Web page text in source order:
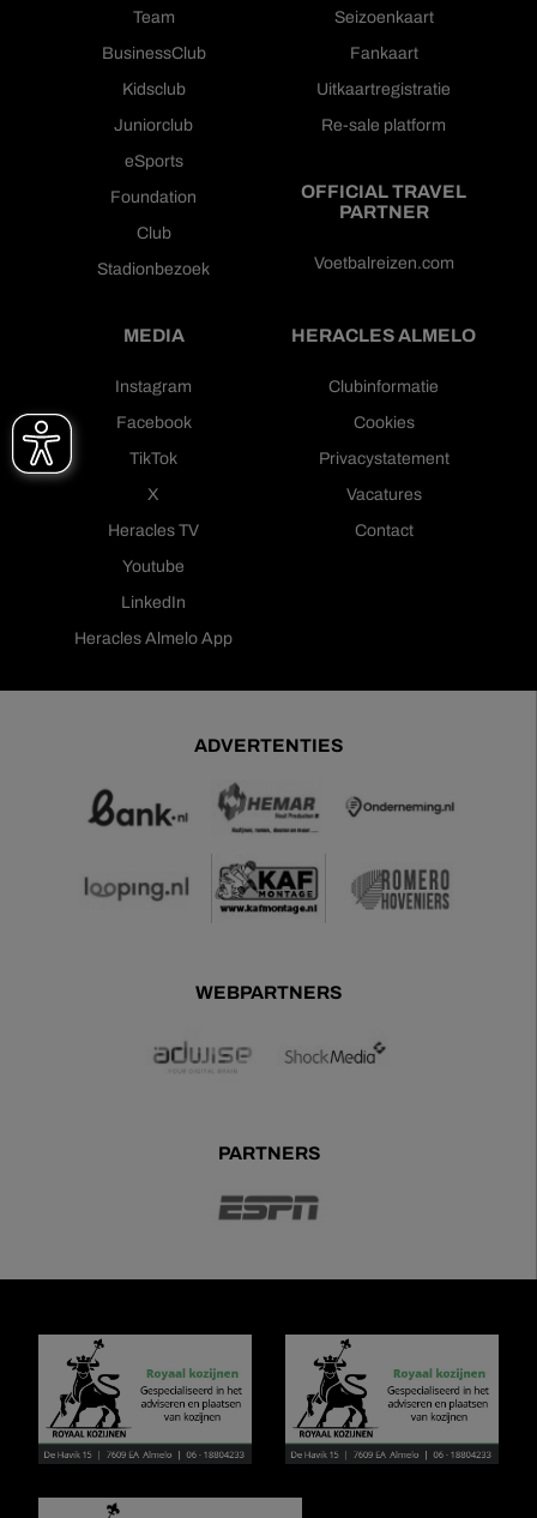
Team
BusinessClub
Kidsclub
Juniorclub
eSports
Foundation
Club
Stadionbezoek
Seizoenkaart
Fankaart
Uitkaartregistratie
Re-sale platform
OFFICIAL TRAVEL
PARTNER
Voetbalreizen.com
MEDIA
Instagram
Facebook
TikTok
X
Heracles TV
Youtube
LinkedIn
Heracles Almelo App
HERACLES ALMELO
Clubinformatie
Cookies
Privacystatement
Vacatures
Contact
ADVERTENTIES
WEBPARTNERS
PARTNERS